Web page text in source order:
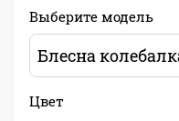
Выберите модель
Цвет